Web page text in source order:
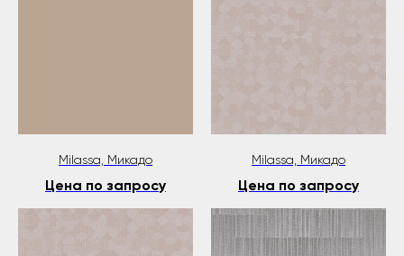
Milassa, Микадо
Цена по запросу
Milassa, Микадо
Цена по запросу